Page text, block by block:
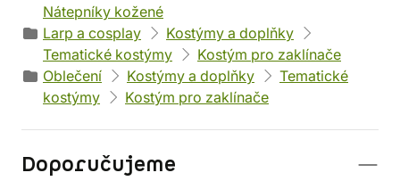
Nátepníky kožené
Larp a cosplay
Kostýmy a doplňky
Tematické kostýmy
Kostým pro zaklínače
Oblečení
Kostýmy a doplňky
Tematické
kostýmy
Kostým pro zaklínače
Doporučujeme